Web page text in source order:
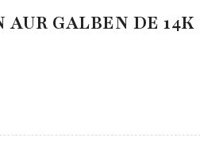
GALBEN DE 14K